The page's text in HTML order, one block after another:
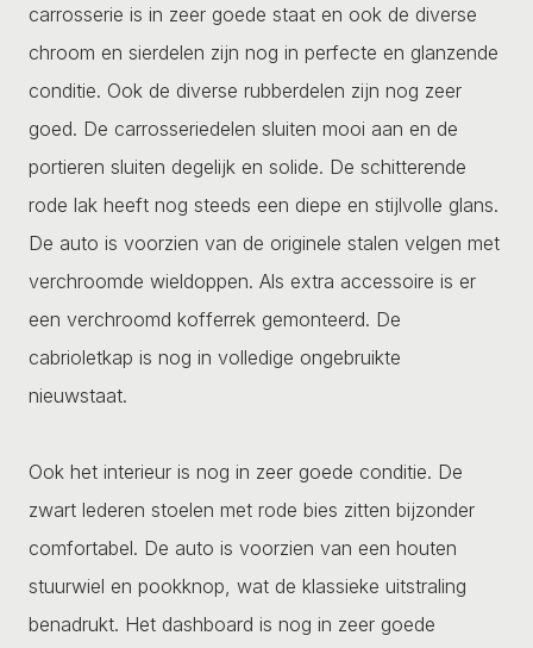
carrosserie is in zeer goede staat en ook de diverse
chroom en sierdelen zijn nog in perfecte en glanzende
conditie. Ook de diverse rubberdelen zijn nog zeer
goed. De carrosseriedelen sluiten mooi aan en de
portieren sluiten degelijk en solide. De schitterende
rode lak heeft nog steeds een diepe en stijlvolle glans.
De auto is voorzien van de originele stalen velgen met
verchroomde wieldoppen. Als extra accessoire is er
een verchroomd kofferrek gemonteerd. De
cabrioletkap is nog in volledige ongebruikte
nieuwstaat.
Ook het interieur is nog in zeer goede conditie. De
zwart lederen stoelen met rode bies zitten bijzonder
comfortabel. De auto is voorzien van een houten
stuurwiel en pookknop, wat de klassieke uitstraling
benadrukt. Het dashboard is nog in zeer goede